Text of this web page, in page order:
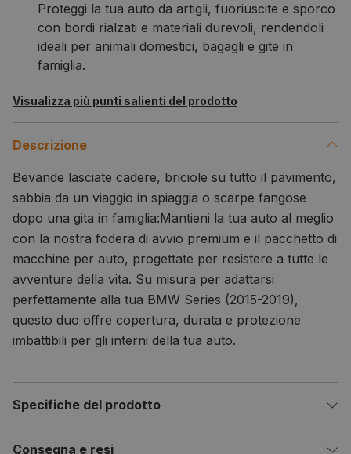
Proteggi la tua auto da artigli, fuoriuscite e sporco
con bordi rialzati e materiali durevoli, rendendoli
ideali per animali domestici, bagagli e gite in
famiglia.
Visualizza più punti salienti del prodotto
Descrizione
Bevande lasciate cadere, briciole su tutto il pavimento,
sabbia da un viaggio in spiaggia o scarpe fangose ​​
dopo una gita in famiglia:Mantieni la tua auto al meglio
con la nostra fodera di avvio premium e il pacchetto di
macchine per auto, progettate per resistere a tutte le
avventure della vita. Su misura per adattarsi
perfettamente alla tua BMW Series (2015-2019),
questo duo offre copertura, durata e protezione
imbattibili per gli interni della tua auto.
Specifiche del prodotto
Consegna e resi